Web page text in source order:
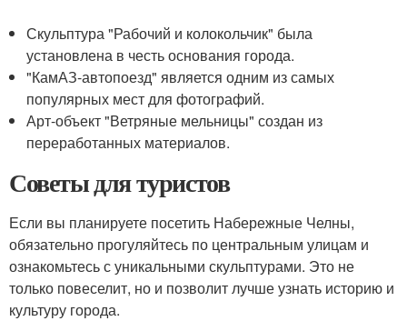
Скульптура "Рабочий и колокольчик" была
установлена в честь основания города.
"КамАЗ-автопоезд" является одним из самых
популярных мест для фотографий.
Арт-объект "Ветряные мельницы" создан из
переработанных материалов.
Советы для туристов
Если вы планируете посетить Набережные Челны,
обязательно прогуляйтесь по центральным улицам и
ознакомьтесь с уникальными скульптурами. Это не
только повеселит, но и позволит лучше узнать историю и
культуру города.